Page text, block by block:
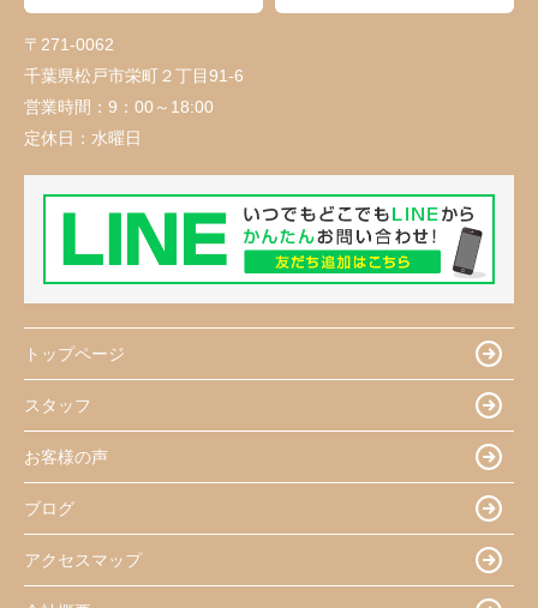
〒271-0062
千葉県松戸市栄町２丁目91-6
営業時間： 9：00～18:00
定休日： 水曜日
トップページ
スタッフ
お客様の声
ブログ
アクセスマップ